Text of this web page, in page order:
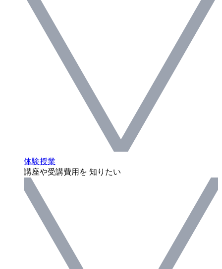
体験授業
講座や受講費用を 知りたい